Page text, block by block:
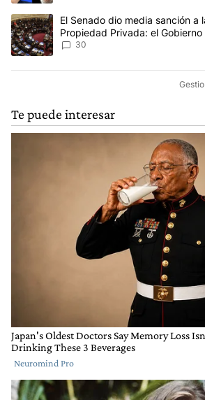
Un artículo de tendencia con el título "El
El Senado dio media sanción a
Propiedad Privada: el
Ley del Manejo del Fuego
30